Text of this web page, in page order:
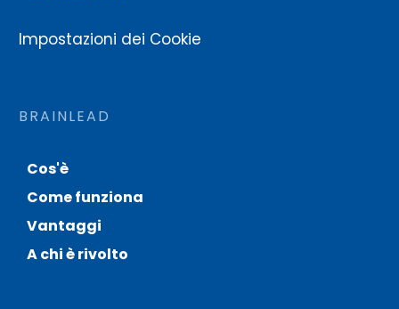
BRAINLEAD
Cos'è
Come funziona
Vantaggi
A chi è rivolto
Impostazioni dei Cookie